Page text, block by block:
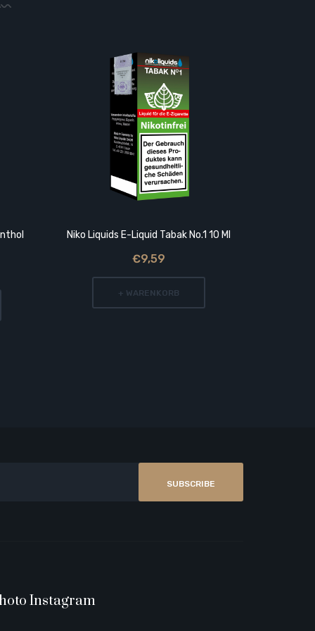
Niko Liquids E-Liquid Tabak No.1 10 Ml
€9,59
+ WARENKORB
SUBSCRIBE
Instagram